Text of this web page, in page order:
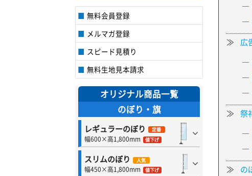
無料会員登録
メルマガ登録
スピード見積り
無料生地見本請求
オリジナル商品一覧
のぼり・旗
レギュラーのぼり 定番
幅600×高1,800mm 値下げ
スリムのぼり 人気
幅450×高1,800mm 値下げ
広
祭
の